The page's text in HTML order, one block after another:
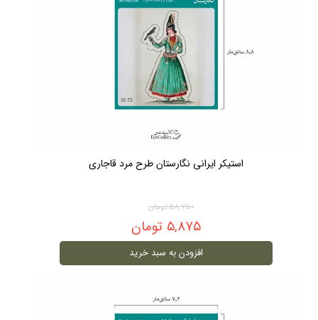
استیکر ایرانی نگارستان طرح مرد قاجاری
۵۸,۷۵۰ تومان
۵,۸۷۵ تومان
افزودن به سبد خرید